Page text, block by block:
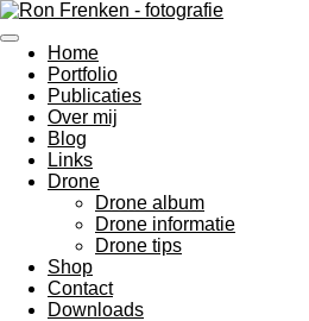
Ga
direct
naar
de
hoofdinhoud
Home
Portfolio
Publicaties
Over mij
Blog
Links
Drone
Drone album
Drone informatie
Drone tips
Shop
Contact
Downloads